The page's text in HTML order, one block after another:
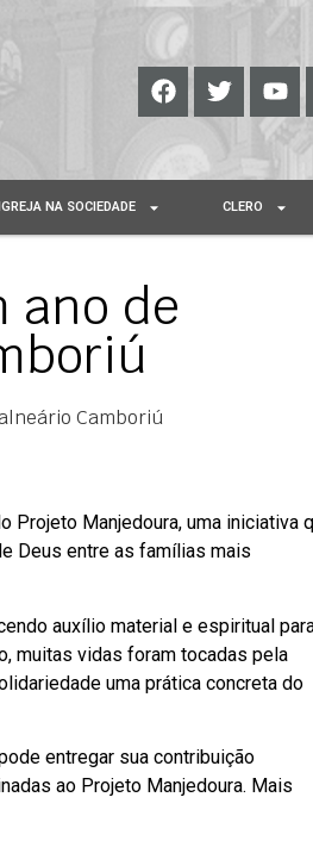
IGREJA NA SOCIEDADE CLERO
ano de
Camboriú
Projeto Manjedoura, uma iniciativa
Deus entre as famílias mais
auxílio material e espiritual
muitas vidas foram tocadas pela
uma prática concreta do
entregar sua contribuição
ao Projeto Manjedoura. Mais